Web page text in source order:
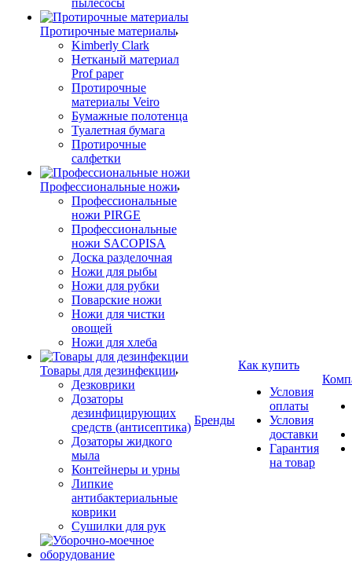
пылесосы
Протирочные материалы
Kimberly Clark
Нетканый материал
Prof paper
Протирочные
материалы Veiro
Бумажные полотенца
Туалетная бумага
Протирочные
салфетки
Профессиональные ножи
Профессиональные
ножи PIRGE
Профессиональные
ножи SACOPISA
Доска разделочная
Ножи для рыбы
Ножи для рубки
Поварские ножи
Ножи для чистки
овощей
Ножи для хлеба
Товары для дезинфекции
Дезковрики
Дозаторы
дезинфицирующих
средств (антисептика)
Дозаторы жидкого
мыла
Контейнеры и урны
Липкие
антибактериальные
коврики
Сушилки для рук
Бренды
Как купить
Условия
оплаты
Условия
доставки
Гарантия
на товар